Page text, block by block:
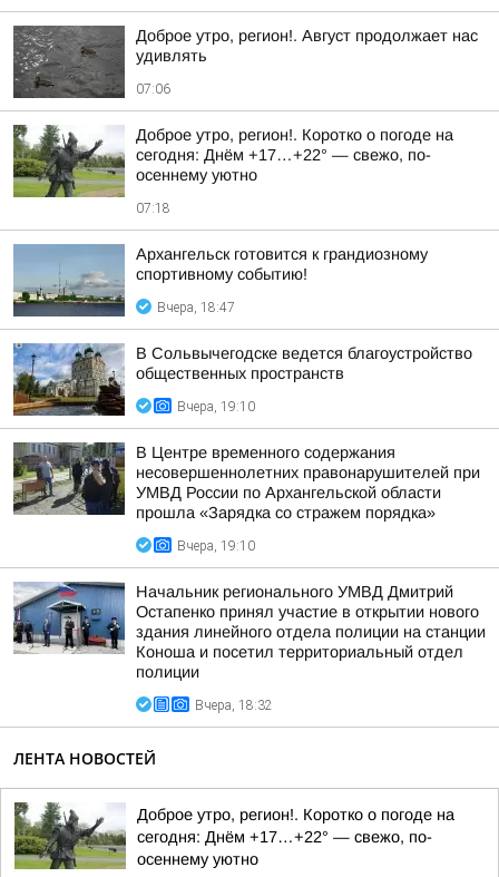
Доброе утро, регион!. Август продолжает нас
удивлять
07:06
Доброе утро, регион!. Коротко о погоде на
сегодня: Днём +17…+22° — свежо, по-
осеннему уютно
07:18
Архангельск готовится к грандиозному
спортивному событию!
Вчера, 18:47
В Сольвычегодске ведется благоустройство
общественных пространств
Вчера, 19:10
В Центре временного содержания
несовершеннолетних правонарушителей при
УМВД России по Архангельской области
прошла «Зарядка со стражем порядка»
Вчера, 19:10
Начальник регионального УМВД Дмитрий
Остапенко принял участие в открытии нового
здания линейного отдела полиции на станции
Коноша и посетил территориальный отдел
полиции
Вчера, 18:32
ЛЕНТА НОВОСТЕЙ
Доброе утро, регион!. Коротко о погоде на
сегодня: Днём +17…+22° — свежо, по-
осеннему уютно